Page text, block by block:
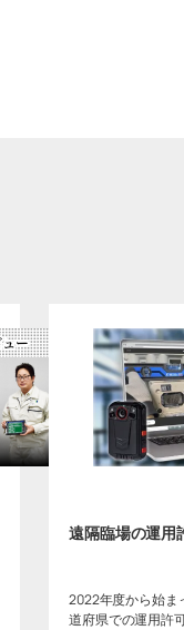
遠隔臨場の運用
2022年度から始ま
道府県での運用許